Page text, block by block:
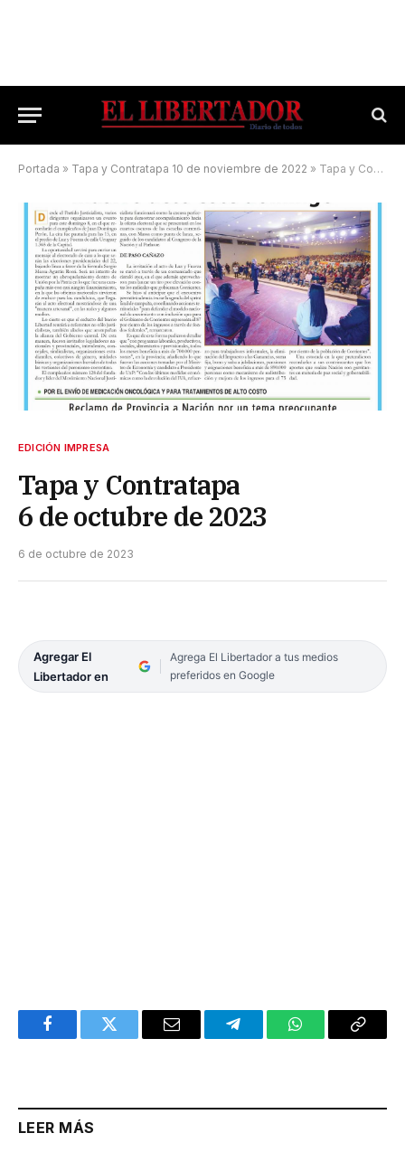
Portada » Tapa y Contratapa 10 de noviembre de 2022 » Tapa y Contratapa 6 de octubre de 2023
EDICIÓN IMPRESA
Tapa y Contratapa
6 de octubre de 2023
6 de octubre de 2023
Agregar El
Libertador en
Agrega El Libertador a tus medios
preferidos en Google
FacebookTwitter Email TelegramWhatsAppCopy
LEER MÁS